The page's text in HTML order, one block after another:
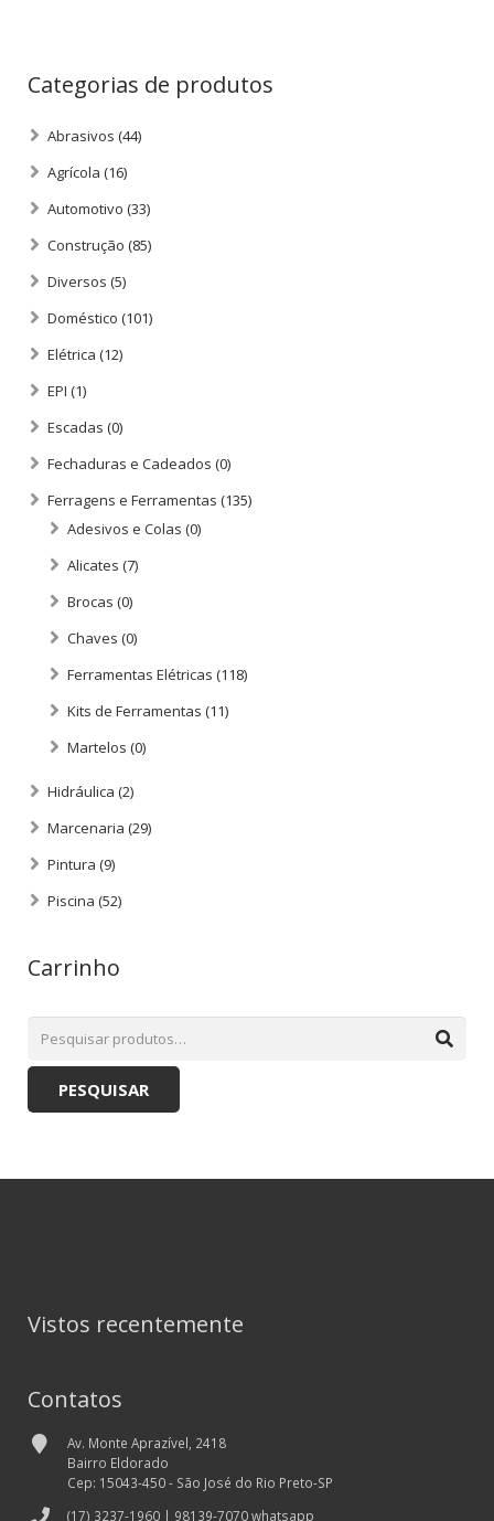
Categorias de produtos
Abrasivos (44)
Agrícola (16)
Automotivo (33)
Construção (85)
Diversos (5)
Doméstico (101)
Elétrica (12)
EPI (1)
Escadas (0)
Fechaduras e Cadeados (0)
Ferragens e Ferramentas (135)
Adesivos e Colas (0)
Alicates (7)
Brocas (0)
Chaves (0)
Ferramentas Elétricas (118)
Kits de Ferramentas (11)
Martelos (0)
Hidráulica (2)
Marcenaria (29)
Pintura (9)
Piscina (52)
Carrinho
PESQUISAR
Vistos recentemente
Contatos
Av. Monte Aprazível, 2418
Bairro Eldorado
Cep: 15043-450 - São José do Rio Preto-SP
(17) 3237-1960 | 98139-7070 whatsapp